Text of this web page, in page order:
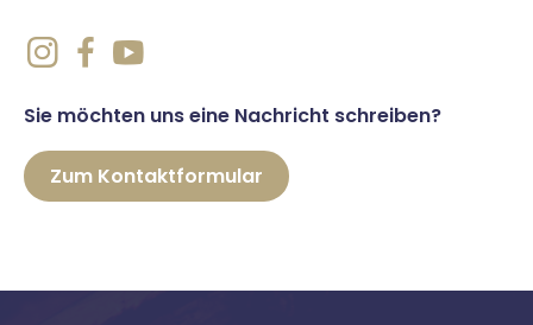
Sie möchten uns eine Nachricht schreiben?
Zum Kontaktformular